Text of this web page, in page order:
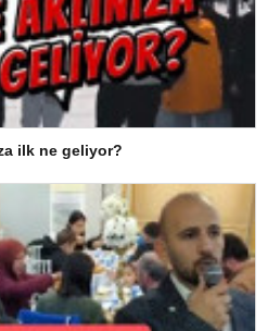
ilk ne geliyor?